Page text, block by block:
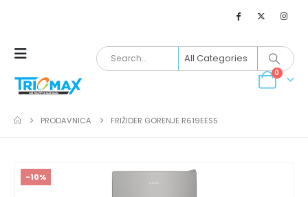
0
PRODAVNICA FRIŽIDER GORENJE R619EES5
-10%